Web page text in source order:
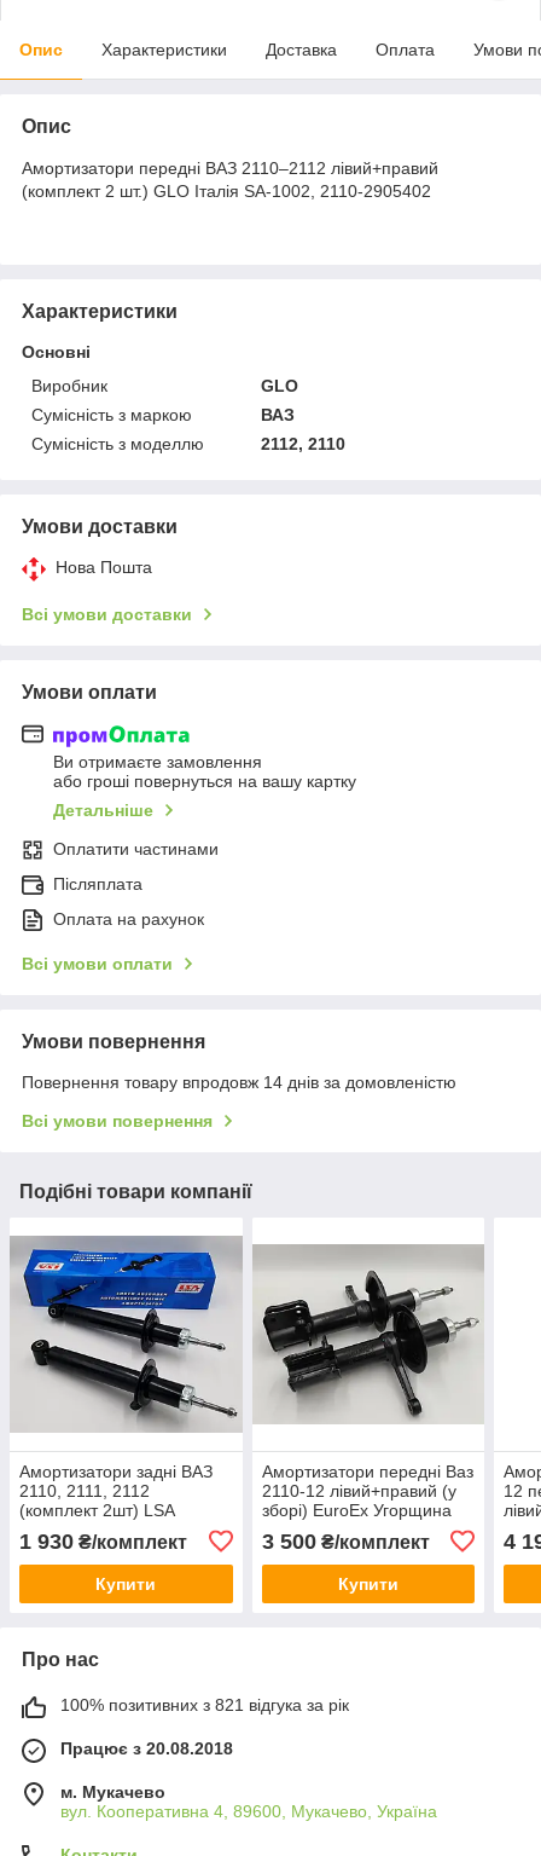
Опис Характеристики Доставка Оплата Умови
Опис
Амортизатори передні ВАЗ 2110–2112 лівий+правий
(комплект 2 шт.) GLO Італія SA-1002, 2110-2905402
Характеристики
Основні
Виробник
GLO
Сумісність з маркою
ВАЗ
Сумісність з моделлю
2112, 2110
Умови доставки
Нова Пошта
Всі умови доставки
Умови оплати
Ви отримаєте замовлення
або гроші повернуться на вашу картку
Детальніше
Оплатити частинами
Післяплата
Оплата на рахунок
Всі умови оплати
Умови повернення
Повернення товару впродовж 14 днів за домовленістю
Всі умови повернення
Подібні товари компанії
Амортизатори задні ВАЗ
2110, 2111, 2112
(комплект 2шт) LSA
1 930 ₴/комплект
Купити
Амортизатори передні Ваз
2110-12 лівий+правий (у
зборі) EuroEx Угорщина
3 500₴/комплект
Купити
12
4
Про нас
100% позитивних з 821 відгука за рік
Працює з 20.08.2018
м. Мукачево
вул. Кооперативна 4, 89600, Мукачево, Україна